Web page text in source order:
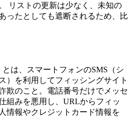
リストの更新は少なく、未知の
ったとしても遮断されるため、比
とは、スマートフォンのSMS（シ
）を利用してフィッシングサイト
欺のこと。電話番号だけでメッセ
組みを悪用し、URLからフィッ
情報やクレジットカード情報を